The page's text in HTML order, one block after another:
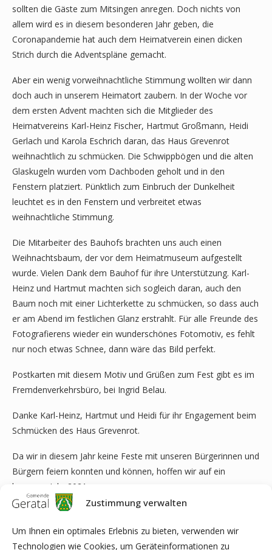
Zustimmung verwalten
Um Ihnen ein optimales Erlebnis zu bieten, verwenden wir
Technologien wie Cookies, um Geräteinformationen zu
sollten die Gäste zum Mitsingen anregen. Doch nichts von
allem wird es in diesem besonderen Jahr geben, die
Coronapandemie hat auch dem Heimatverein einen dicken
Strich durch die Adventspläne gemacht.
Aber ein wenig vorweihnachtliche Stimmung wollten wir dann
doch auch in unserem Heimatort zaubern. In der Woche vor
dem ersten Advent machten sich die Mitglieder des
Heimatvereins Karl-Heinz Fischer, Hartmut Großmann, Heidi
Gerlach und Karola Eschrich daran, das Haus Grevenrot
weihnachtlich zu schmücken. Die Schwippbögen und die alten
Glaskugeln wurden vom Dachboden geholt und in den
Fenstern platziert. Pünktlich zum Einbruch der Dunkelheit
leuchtet es in den Fenstern und verbreitet etwas
weihnachtliche Stimmung.
Die Mitarbeiter des Bauhofs brachten uns auch einen
Weihnachtsbaum, der vor dem Heimatmuseum aufgestellt
wurde. Vielen Dank dem Bauhof für ihre Unterstützung. Karl-
Heinz und Hartmut machten sich sogleich daran, auch den
Baum noch mit einer Lichterkette zu schmücken, so dass auch
er am Abend im festlichen Glanz erstrahlt. Für alle Freunde des
Fotografierens wieder ein wunderschönes Fotomotiv, es fehlt
nur noch etwas Schnee, dann wäre das Bild perfekt.
Postkarten mit diesem Motiv und Grüßen zum Fest gibt es im
Fremdenverkehrsbüro, bei Ingrid Belau.
Danke Karl-Heinz, Hartmut und Heidi für ihr Engagement beim
Schmücken des Haus Grevenrot.
Da wir in diesem Jahr keine Feste mit unseren Bürgerinnen und
Bürgern feiern konnten und können, hoffen wir auf ein
besseres Jahr 2021.
Der Heimatverein Gräfenroda e.V. wünscht allen Bewohnern in
Gräfenroda und in der Gemeinde Geratal ein besinnliches
Weihnachtsfest und einen guten Start ins Jahr 2021.